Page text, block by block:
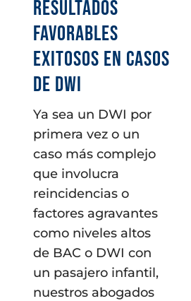
RESULTADOS
FAVORABLES
EXITOSOS EN CASOS
DE DWI
Ya sea un DWI por
primera vez o un
caso más complejo
que involucra
reincidencias o
factores agravantes
como niveles altos
de BAC o DWI con
un pasajero infantil,
nuestros abogados